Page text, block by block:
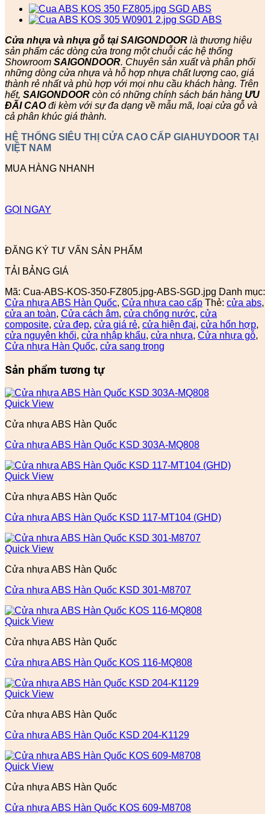
Cửa nhựa và nhựa gỗ tại SAIGONDOOR là thương hiệu
sản phẩm các dòng cửa trong một chuỗi các hệ thống
Showroom SAIGONDOOR. Chuyên sản xuất và phân phối
những dòng cửa nhựa và hỗ hợp nhựa chất lượng cao, giá
thành rẻ nhất và phù hợp với mọi nhu cầu khách hàng. Trên
hết, SAIGONDOOR còn có những chính sách bán hàng ƯU
ĐÃI CAOđi kèm với sự đa dạng về mẫu mã, loại cửa gỗ và
cả phân khúc giá thành.
HỆ THỐNG SIÊU THỊ CỬA CAO CẤP GIAHUYDOOR TẠI
VIỆT NAM
MUA HÀNG NHANH
GỌI NGAY
ĐĂNG KÝ TƯ VẤN SẢN PHẨM
TẢI BẢNG GIÁ
Mã: Cua-ABS-KOS-350-FZ805.jpg-ABS-SGD.jpg Danh mục:
Cửa nhựa ABS Hàn Quốc, Cửa nhựa cao cấp Thẻ: cửa abs,
cửa an toàn, Cửa cách âm, cửa chống nước, cửa
composite, cửa đẹp, cửa giá rẻ, cửa hiện đại, cửa hổn hợp,
cửa nguyên khối, cửa nhập khẩu, cửa nhựa, Cửa nhựa gỗ,
Cửa nhựa Hàn Quốc, cửa sang trọng
Sản phẩm tương tự
Quick View
Cửa nhựa ABS Hàn Quốc
Cửa nhựa ABS Hàn Quốc KSD 303A-MQ808
Quick View
Cửa nhựa ABS Hàn Quốc
Cửa nhựa ABS Hàn Quốc KSD 117-MT104 (GHD)
Quick View
Cửa nhựa ABS Hàn Quốc
Cửa nhựa ABS Hàn Quốc KSD 301-M8707
Quick View
Cửa nhựa ABS Hàn Quốc
Cửa nhựa ABS Hàn Quốc KOS 116-MQ808
Quick View
Cửa nhựa ABS Hàn Quốc
Cửa nhựa ABS Hàn Quốc KSD 204-K1129
Quick View
Cửa nhựa ABS Hàn Quốc
Cửa nhựa ABS Hàn Quốc KOS 609-M8708